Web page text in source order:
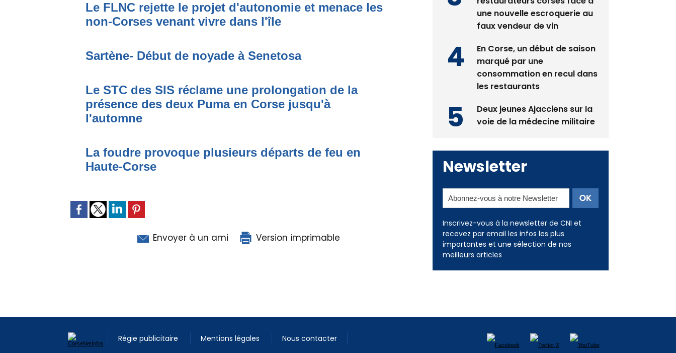
Le FLNC rejette le projet d'autonomie et menace les
non-Corses venant vivre dans l'île
Sartène- Début de noyade à Senetosa
Le STC des SIS réclame une prolongation de la
présence des deux Puma en Corse jusqu'à
l'automne
La foudre provoque plusieurs départs de feu en
Haute-Corse
Envoyer à un ami Version imprimable
La gendarmerie alerte les
restaurateurs corses face à
faux vendeur de vin
En Corse, un début de saison
marqué par une
les restaurants
Newsletter
Inscrivez-vous à la newsletter de CNI et
recevez par email les infos les plus
Régie publicitaire Mentions légales Nous contacter